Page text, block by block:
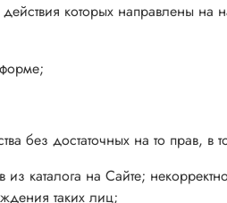
которых направлены на
без достаточных на то прав, в
каталога на Сайте;
таких лиц;